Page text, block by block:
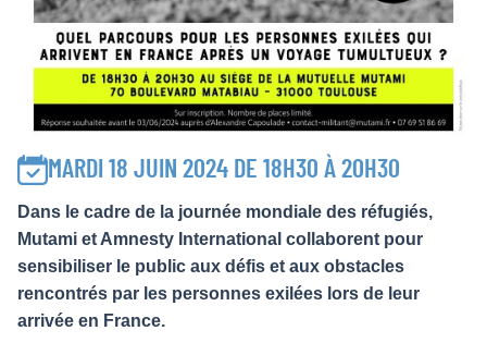
MARDI 18 JUIN 2024 DE 18H30 À 20H30
Dans le cadre de la journée mondiale des réfugiés,
Mutami et Amnesty International collaborent pour
sensibiliser le public aux défis et aux obstacles
rencontrés par les personnes exilées lors de leur
arrivée en France.